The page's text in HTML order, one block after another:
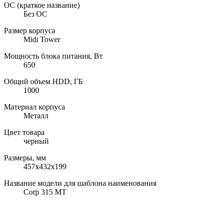
ОС (краткое название)
Без ОС
Размер корпуса
Midi Tower
Мощность блока питания, Вт
650
Общий объем HDD, ГБ
1000
Материал корпуса
Металл
Цвет товара
черный
Размеры, мм
457x432x199
Название модели для шаблона наименования
Corp 315 MT